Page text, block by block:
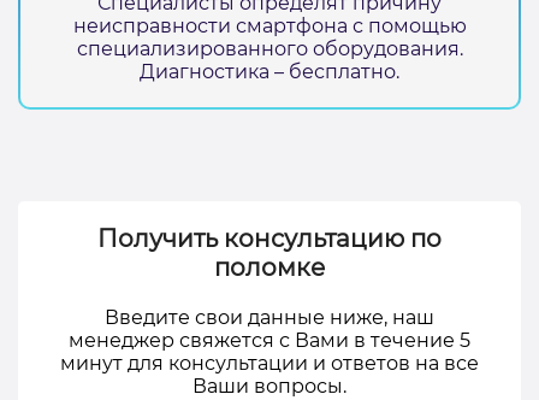
неисправности смартфона с помощью
специализированного оборудования.
Диагностика – бесплатно.
Получить консультацию по
поломке
Введите свои данные ниже, наш
менеджер свяжется с Вами в течение 5
минут для консультации и ответов на все
Ваши вопросы.